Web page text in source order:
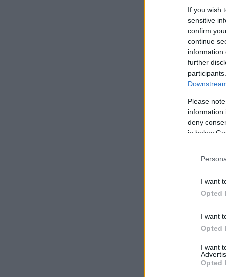
If you wish
sensitive
confirm
continue
information
further
Please
information
deny
in below
I want
Opted
I want
Opted
I want
Opted